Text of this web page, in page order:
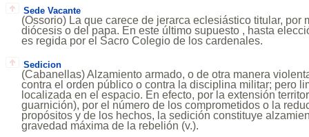
Sede Vacante
(Ossorio) La que carece de jerarca eclesiástico titular, por
diócesis o del papa. En este último supuesto , hasta
es regida por el Sacro Colegio de los cardenales.
Sedicion
(Cabanellas) Alzamiento armado, o de otra manera
contra el orden público o contra la disciplina militar; pero
localizada en el espacio. En efecto, por la extensión
guarnición), por el número de los comprometidos o la
propósitos y de los hechos, la sedición constituye
gravedad máxima de la rebelión (v.).